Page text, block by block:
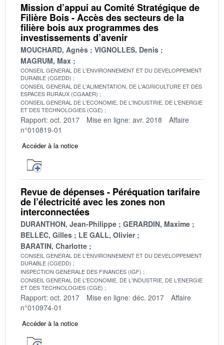
Mission d’appui au Comité Stratégique de
Filière Bois - Accès des secteurs de la
filière bois aux programmes des
investissements d’avenir
MOUCHARD, Agnès
VIGNOLLES, Denis
MAGRUM, Max
CONSEIL GENERAL DE L'ENVIRONNEMENT ET DU DEVELOPPEMENT
DURABLE (CGEDD)
CONSEIL GENERAL DE L'ALIMENTATION, DE L'AGRICULTURE ET DES
ESPACES RURAUX (CGAAER)
CONSEIL GENERAL DE L'ECONOMIE, DE L'INDUSTRIE, DE L'ENERGIE
ET DES TECHNOLOGIES (CGE)
Rapport: oct. 2017 Mise en ligne: avr. 2018
Affaire
n°010819-01
Accéder à la notice
Revue de dépenses - Péréquation tarifaire
de l’électricité avec les zones non
interconnectées
DURANTHON, Jean-Philippe
GERARDIN, Maxime
BELLEC, Gilles
LE GALL, Olivier
BARATIN, Charlotte
CONSEIL GENERAL DE L'ENVIRONNEMENT ET DU DEVELOPPEMENT
DURABLE (CGEDD)
INSPECTION GENERALE DES FINANCES (IGF)
CONSEIL GENERAL DE L'ECONOMIE, DE L'INDUSTRIE, DE L'ENERGIE
ET DES TECHNOLOGIES (CGE)
Rapport: oct. 2017 Mise en ligne: déc. 2017
Affaire
n°010974-01
Accéder à la notice